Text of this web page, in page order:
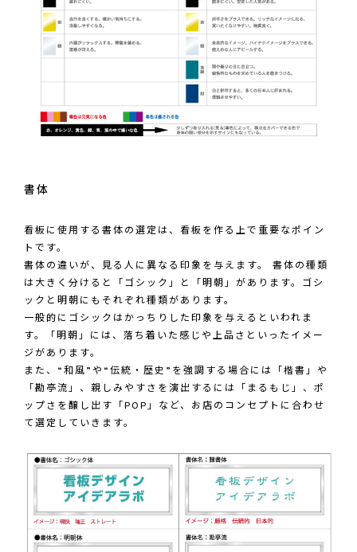
書体
看板に使用する書体の選定は、看板を作る上で重要なポイン
トです。
書体の違いが、見る人に異なる印象を与えます。 書体の種類
は大きく分けると「ゴシック」と「明朝」があります。ゴシ
ックと明朝にもそれぞれ種類があります。
一般的にゴシックはかっちりした印象を与えるといわれま
す。「明朝」には、落ち着いた感じや上品さといったイメー
ジがあります。
また、“和風”や“伝統・歴史”を強調する場合には「楷書」や
「勘亭流」、親しみやすさを演出するには「まるもじ」、ポ
ップさを醸し出す「POP」など、お店のコンセプトに合わせ
て選定していきます。